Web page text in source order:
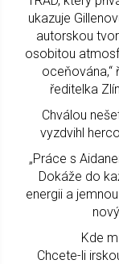
ukazuje
autorskou
osobitou
oceňována,“
ředitelka
Chválou
vyzdvihl
„Práce s
Dokáže do
energii a
Kde
Chcete-li